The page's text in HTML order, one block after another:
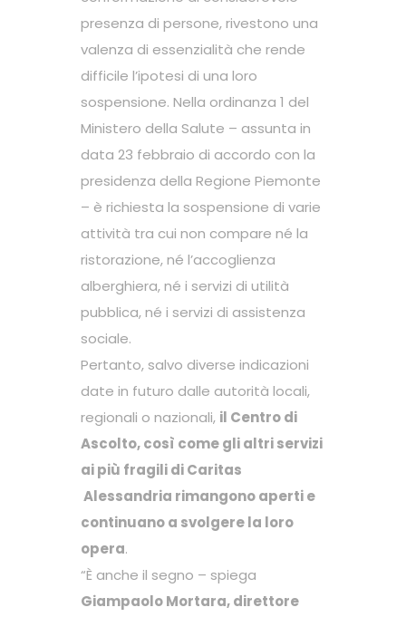
presenza di persone, rivestono una
valenza di essenzialità che rende
difficile l’ipotesi di una loro
sospensione. Nella ordinanza 1 del
Ministero della Salute – assunta in
data 23 febbraio di accordo con la
presidenza della Regione Piemonte
– è richiesta la sospensione di varie
attività tra cui non compare né la
ristorazione, né l’accoglienza
alberghiera, né i servizi di utilità
pubblica, né i servizi di assistenza
sociale.
Pertanto, salvo diverse indicazioni
date in futuro dalle autorità locali,
regionali o nazionali, il Centro di
Ascolto, così come gli altri servizi
ai più fragili di Caritas
Alessandria rimangono aperti e
continuano a svolgere la loro
opera.
“È anche il segno – spiega
Giampaolo Mortara, direttore